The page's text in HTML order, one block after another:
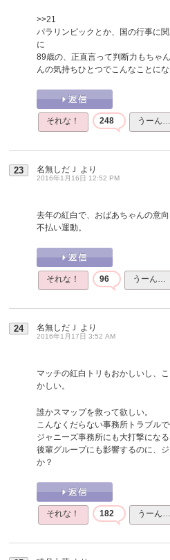
>>21
パラリンピックとか、国の行事に
に
89歳の、正直言って判断力もちゃ
んの気持ちひとつでこんなことに
それな！ 248 うーん…
23 名無しだＪ より
2016年1月16日 12:52 PM
去年の紅白で、おばあちゃんの意
不払い運動。
それな！ 96 うーん…
24 名無しだＪ より
2016年1月17日 3:52 AM
マッチの紅白トリもおかしいし、
かしい。
誰かスマップを救って欲しい。
こんなくだらない事務所トラブル
ジャニーズ事務所にも大打撃になる
後輩グループにも影響するのに、
か？
それな！ 182 うーん…